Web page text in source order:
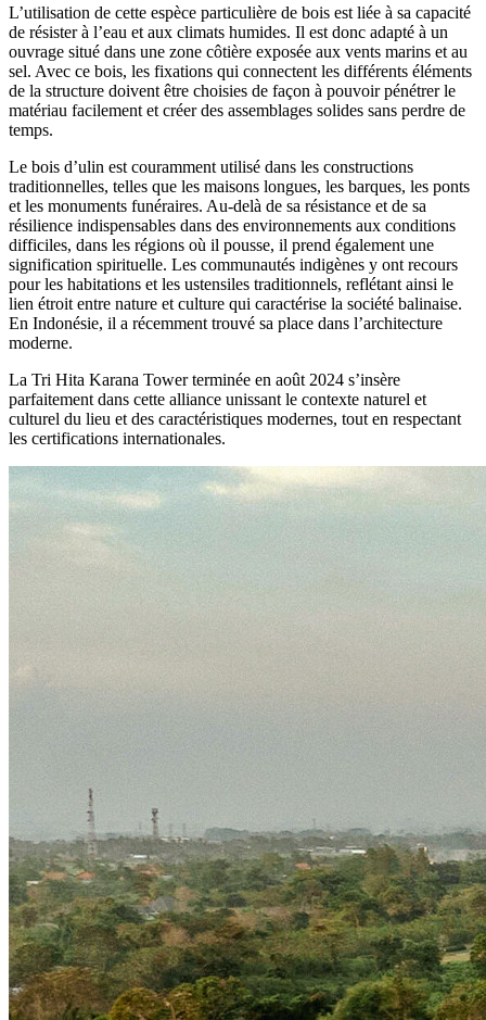
L’utilisation de cette espèce particulière de bois est liée à sa capacité
de résister à l’eau et aux climats humides. Il est donc adapté à un
ouvrage situé dans une zone côtière exposée aux vents marins et au
sel. Avec ce bois, les fixations qui connectent les différents éléments
de la structure doivent être choisies de façon à pouvoir pénétrer le
matériau facilement et créer des assemblages solides sans perdre de
temps.
Le bois d’ulin est couramment utilisé dans les constructions
traditionnelles, telles que les maisons longues, les barques, les ponts
et les monuments funéraires. Au-delà de sa résistance et de sa
résilience indispensables dans des environnements aux conditions
difficiles, dans les régions où il pousse, il prend également une
signification spirituelle. Les communautés indigènes y ont recours
pour les habitations et les ustensiles traditionnels, reflétant ainsi le
lien étroit entre nature et culture qui caractérise la société balinaise.
En Indonésie, il a récemment trouvé sa place dans l’architecture
moderne.
La Tri Hita Karana Tower terminée en août 2024 s’insère
parfaitement dans cette alliance unissant le contexte naturel et
culturel du lieu et des caractéristiques modernes, tout en respectant
les certifications internationales.